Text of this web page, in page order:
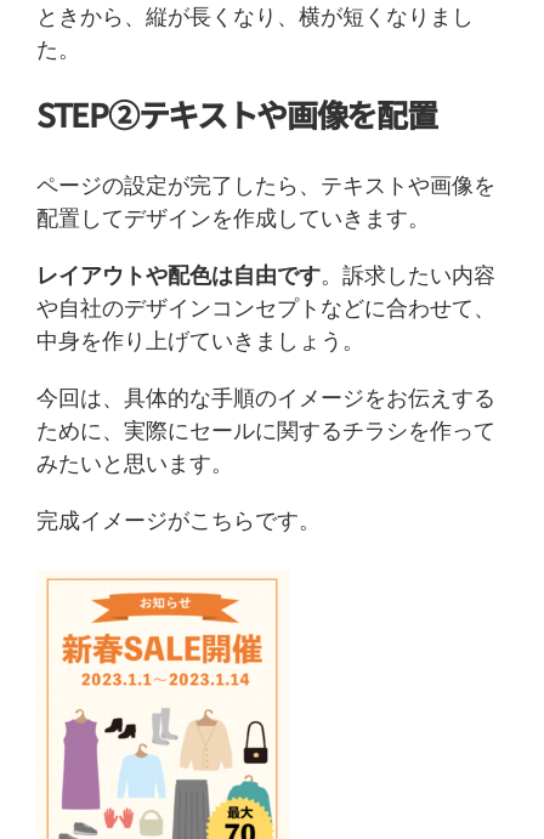
ときから、縦が長くなり、横が短くなりまし
た。
STEP②テキストや画像を配置
ページの設定が完了したら、テキストや画像を
配置してデザインを作成していきます。
レイアウトや配色は自由です。訴求したい内容
や自社のデザインコンセプトなどに合わせて、
中身を作り上げていきましょう。
今回は、具体的な手順のイメージをお伝えする
ために、実際にセールに関するチラシを作って
みたいと思います。
完成イメージがこちらです。